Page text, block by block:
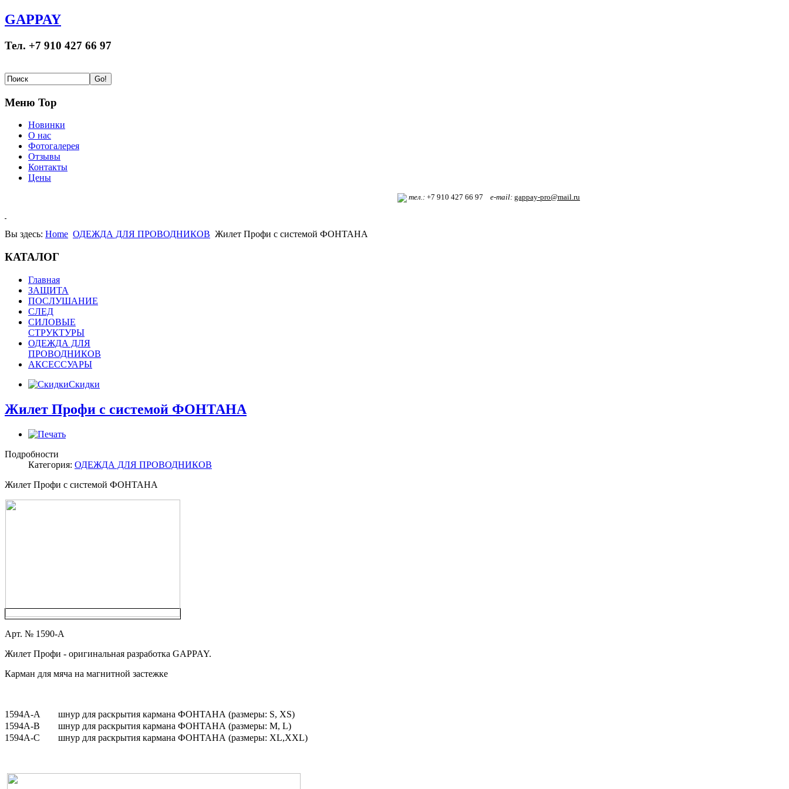
GAPPAY
Тел. +7 910 427 66 97
Меню Top
Новинки
О нас
Фотогалерея
Отзывы
Контакты
Цены
тел.: +7 910 427 66 97 e-mail: gappay-pro@mail.ru
Вы здесь: Home ОДЕЖДА ДЛЯ ПРОВОДНИКОВ Жилет Профи с системой ФОНТАНА
КАТАЛОГ
Главная
ЗАЩИТА
ПОСЛУШАНИЕ
СЛЕД
СИЛОВЫЕ
СТРУКТУРЫ
ОДЕЖДА ДЛЯ
ПРОВОДНИКОВ
АКСЕССУАРЫ
Скидки
Жилет Профи с системой ФОНТАНА
Подробности
Категория: ОДЕЖДА ДЛЯ ПРОВОДНИКОВ
Жилет Профи с системой ФОНТАНА
Арт. № 1590-A
Жилет Профи - оригинальная разработка GAPPAY.
Карман для мяча на магнитной застежке
1594A-A шнур для раскрытия кармана ФОНТАНА (размеры: S, XS)
1594A-B
шнур для раскрытия кармана ФОНТАНА (размеры: M, L)
1594A-C
шнур для раскрытия кармана ФОНТАНА (размеры: XL,XXL)